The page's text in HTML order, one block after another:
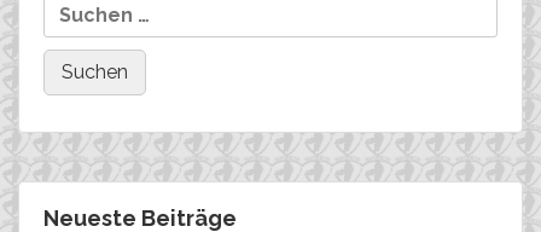
Neueste Beiträge